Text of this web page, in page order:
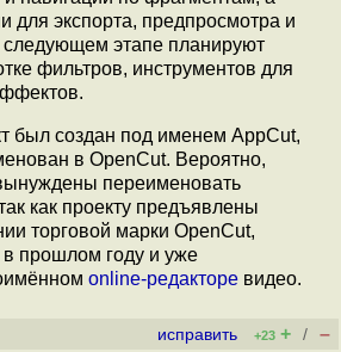
для экспорта, предпросмотра и
следующем этапе планируют
фильтров, инструментов для
был создан под именем AppCut,
в OpenCut. Вероятно,
переименовать
как проекту предъявлены
торговой марки OpenCut,
в прошлом году и уже
online-редакторе видео.
исправить +23 + / –